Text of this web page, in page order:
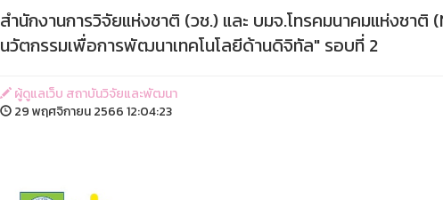
สำนักงานการวิจัยแห่งชาติ (วช.) และ บมจ.โทรคมนาคมแห่งชาติ
นวัตกรรมเพื่อการพัฒนาเทคโนโลยีด้านดิจิทัล" รอบที่ 2
ผู้ดูแลเว็บ สถาบันวิจัยและพัฒนา
29 พฤศจิกายน 2566 12:04:23